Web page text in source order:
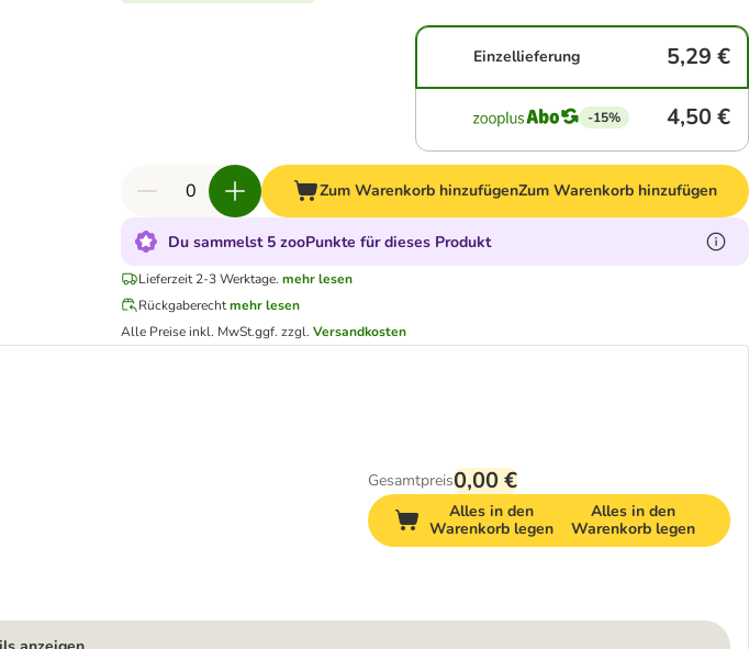
Einzellieferung 5,29 €
-15% 4,50 €
Zum Warenkorb hinzufügenZum Warenkorb hinzufügen
Du sammelst 5 zooPunkte für dieses Produkt
Lieferzeit 2-3 Werktage. mehr lesen
Rückgaberechtmehr lesen
Alle Preise inkl. MwSt.ggf. zzgl.Versandkosten
Gesamtpreis0,00 €
Alles in den
Warenkorb legen
Alles in den
Warenkorb legen